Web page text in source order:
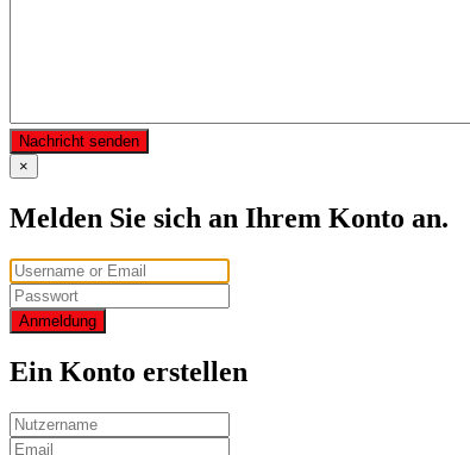
Nachricht senden
×
Melden Sie sich an Ihrem Konto an.
Anmeldung
Ein Konto erstellen